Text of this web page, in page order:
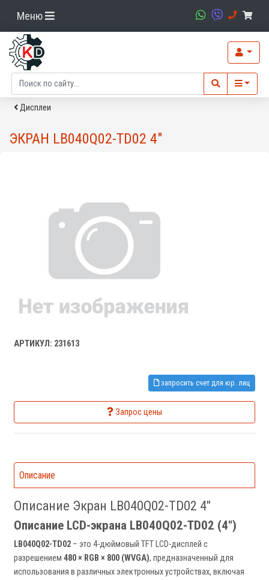
Меню
Дисплеи
ЭКРАН LB040Q02-TD02 4"
АРТИКУЛ: 231613
запросить счет для юр. лиц
Запрос цены
Описание
Описание Экран LB040Q02-TD02 4"
Описание LCD-экрана LB040Q02-TD02 (4")
LB040Q02-TD02 – это 4-дюймовый TFT LCD-дисплей с
разрешением 480 × RGB × 800 (WVGA), предназначенный для
использования в различных электронных устройствах, включая